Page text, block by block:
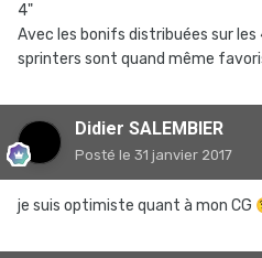
4"
Avec les bonifs distribuées sur
sprinters sont quand même
Didier SALEMBIER
Posté le 31 janvier 2017
je suis optimiste quant à mon CG